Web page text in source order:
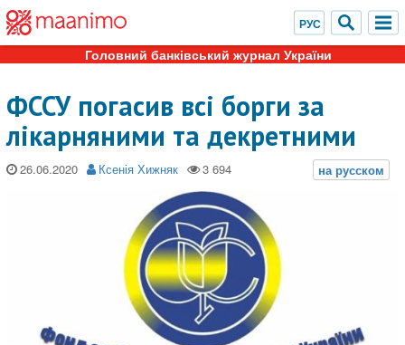
Головний банківський журнал України
ФССУ погасив всі борги за
лікарняними та декретними
26.06.2020 Ксенія Хижняк